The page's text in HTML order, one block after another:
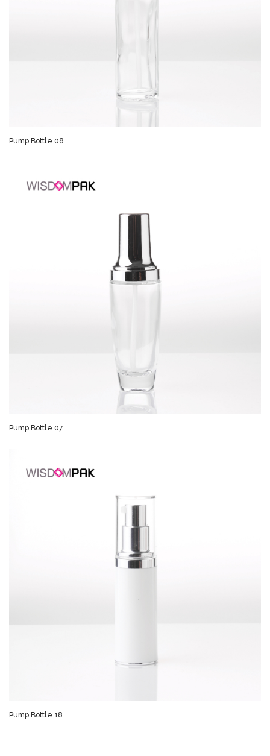
Pump Bottle 08
Pump Bottle 07
Pump Bottle 18